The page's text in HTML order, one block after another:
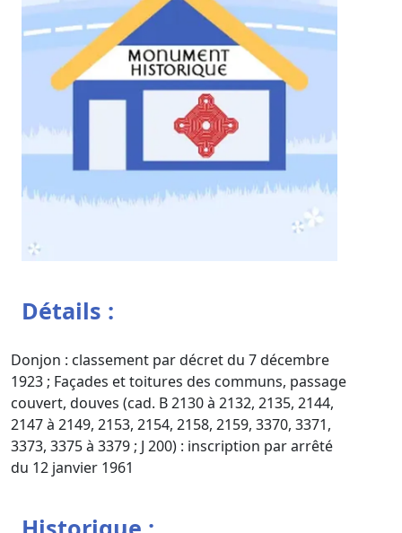
Détails :
Donjon : classement par décret du 7 décembre
1923 ; Façades et toitures des communs, passage
couvert, douves (cad. B 2130 à 2132, 2135, 2144,
2147 à 2149, 2153, 2154, 2158, 2159, 3370, 3371,
3373, 3375 à 3379 ; J 200) : inscription par arrêté
du 12 janvier 1961